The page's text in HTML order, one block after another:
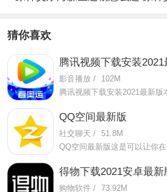
猜你喜欢
腾讯视频下载安装2021
影音播放 /
102M
QQ空间最新版
社交聊天 / 51.8M
得物下载2021安卓最新
购物软件 / 73.92M